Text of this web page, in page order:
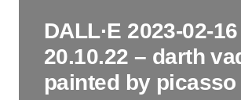
DALL·E 2023-02-16
20.10.22 – darth
painted by picasso